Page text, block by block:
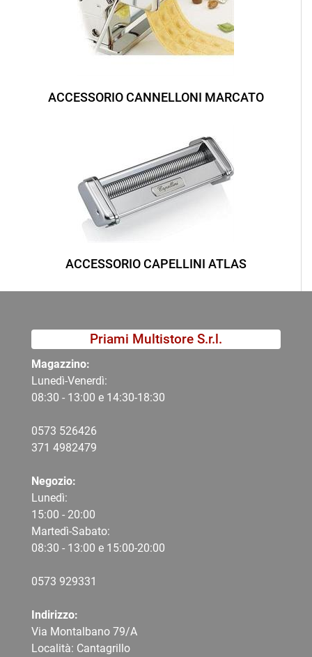
ACCESSORIO CANNELLONI MARCATO
ACCESSORIO CAPELLINI ATLAS
Priami Multistore S.r.l.
Magazzino:
Lunedì-Venerdì:
08:30 - 13:00 e 14:30-18:30
0573 526426
371 4982479
Negozio:
Lunedì:
15:00 - 20:00
Martedì-Sabato:
08:30 - 13:00 e 15:00-20:00
0573 929331
Indirizzo:
Via Montalbano 79/A
Località: Cantagrillo